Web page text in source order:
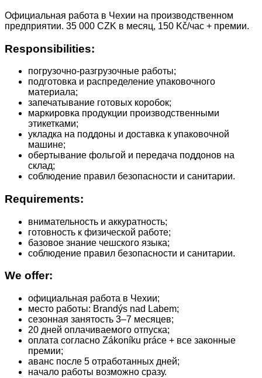
Официальная работа в Чехии на производственном
предприятии. 35 000 CZK в месяц, 150 Kč/час + премии.
Responsibilities:
погрузочно-разгрузочные работы;
подготовка и распределение упаковочного
материала;
запечатывание готовых коробок;
маркировка продукции производственными
этикетками;
укладка на поддоны и доставка к упаковочной
машине;
обертывание фольгой и передача поддонов на
склад;
соблюдение правил безопасности и санитарии.
Requirements:
внимательность и аккуратность;
готовность к физической работе;
базовое знание чешского языка;
соблюдение правил безопасности и санитарии.
We offer:
официальная работа в Чехии;
место работы: Brandýs nad Labem;
сезонная занятость 3–7 месяцев;
20 дней оплачиваемого отпуска;
оплата согласно Zákoníku práce + все законные
премии;
аванс после 5 отработанных дней;
начало работы возможно сразу.